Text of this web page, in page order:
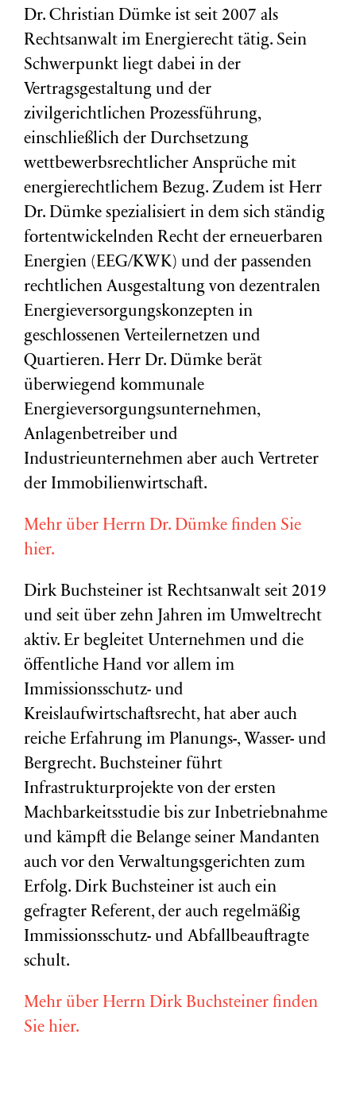
Dr. Christian Dümke ist seit 2007 als
Rechtsanwalt im Energierecht tätig. Sein
Schwerpunkt liegt dabei in der
Vertragsgestaltung und der
zivilgerichtlichen Prozessführung,
einschließlich der Durchsetzung
wettbewerbsrechtlicher Ansprüche mit
energierechtlichem Bezug. Zudem ist Herr
Dr. Dümke spezialisiert in dem sich ständig
fortentwickelnden Recht der erneuerbaren
Energien (EEG/KWK) und der passenden
rechtlichen Ausgestaltung von dezentralen
Energieversorgungskonzepten in
geschlossenen Verteilernetzen und
Quartieren. Herr Dr. Dümke berät
überwiegend kommunale
Energieversorgungsunternehmen,
Anlagenbetreiber und
Industrieunternehmen aber auch Vertreter
der Immobilienwirtschaft.
Mehr über Herrn Dr. Dümke finden Sie
hier.
Dirk Buchsteiner ist Rechtsanwalt seit 2019
und seit über zehn Jahren im Umweltrecht
aktiv. Er begleitet Unternehmen und die
öffentliche Hand vor allem im
Immissionsschutz- und
Kreislaufwirtschaftsrecht, hat aber auch
reiche Erfahrung im Planungs-, Wasser- und
Bergrecht. Buchsteiner führt
Infrastrukturprojekte von der ersten
Machbarkeitsstudie bis zur Inbetriebnahme
und kämpft die Belange seiner Mandanten
auch vor den Verwaltungsgerichten zum
Erfolg. Dirk Buchsteiner ist auch ein
gefragter Referent, der auch regelmäßig
Immissionsschutz- und Abfallbeauftragte
schult.
Mehr über Herrn Dirk Buchsteiner finden
Sie hier.